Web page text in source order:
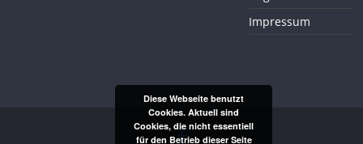
Impressum
Diese Webseite benutzt
Cookies. Aktuell sind
Cookies, die nicht essentiell
für den Betrieb dieser Seite